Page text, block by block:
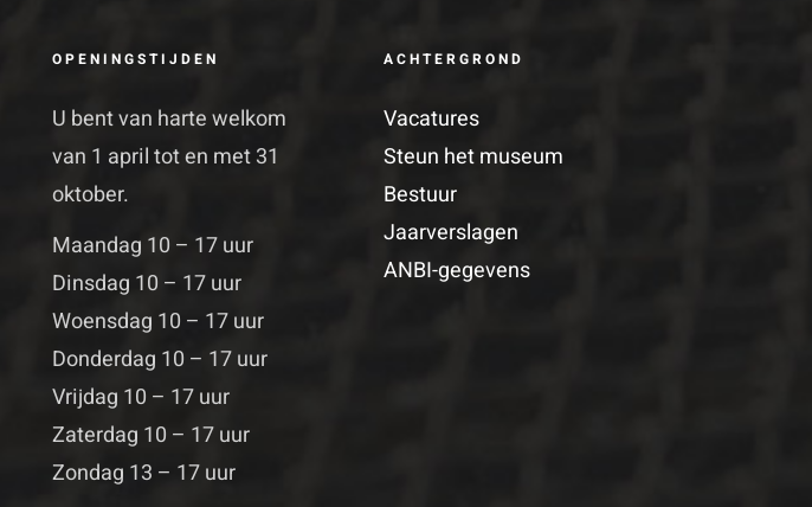
OPENINGSTIJDEN
U bent van harte welkom
van 1 april tot en met 31
oktober.
Maandag 10 – 17 uur
Dinsdag 10 – 17 uur
Woensdag 10 – 17 uur
Donderdag 10 – 17 uur
Vrijdag 10 – 17 uur
Zaterdag 10 – 17 uur
Zondag 13 – 17 uur
ACHTERGROND
Vacatures
Steun het museum
Bestuur
Jaarverslagen
ANBI-gegevens